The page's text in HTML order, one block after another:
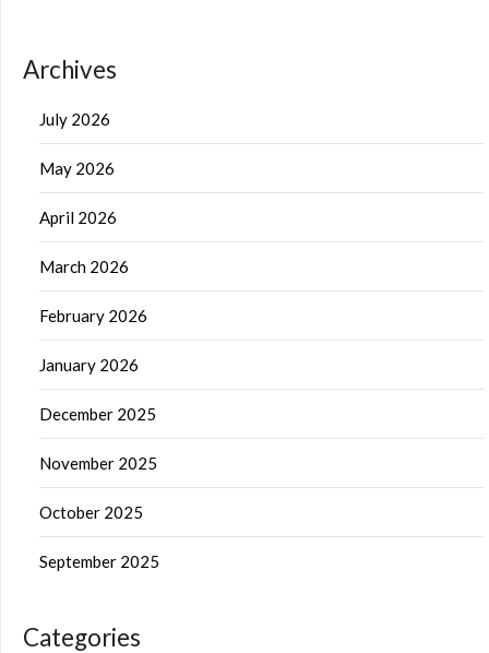
Archives
July 2026
May 2026
April 2026
March 2026
February 2026
January 2026
December 2025
November 2025
October 2025
September 2025
Categories